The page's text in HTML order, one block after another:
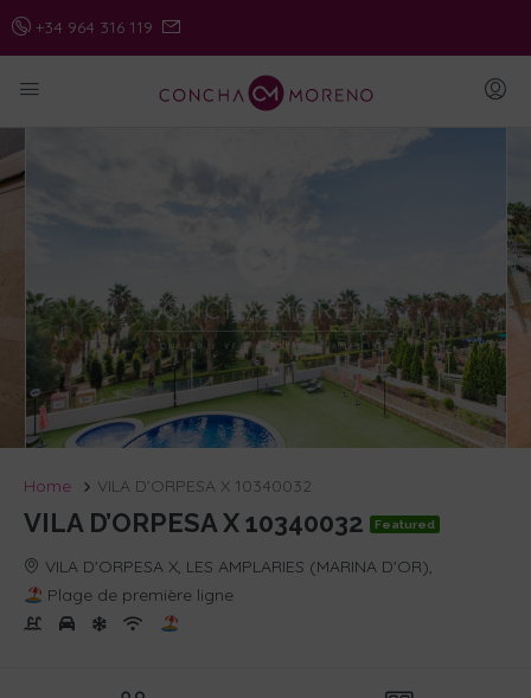
+34 964 316 119
Home VILA D’ORPESA X 10340032
VILA D’ORPESA X 10340032 Featured
VILA D'ORPESA X, LES AMPLARIES (MARINA D'OR),
Plage de première ligne